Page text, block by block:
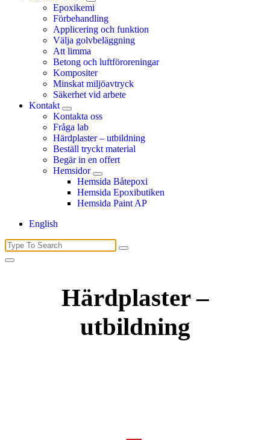
Epoxikemi
Förbehandling
Applicering och funktion
Välja golvbeläggning
Att limma
Betong och luftföroreningar
Kompositer
Minskat miljöavtryck
Säkerhet vid arbete
Kontakt
Kontakta oss
Fråga lab
Härdplaster – utbildning
Beställ tryckt material
Begär in en offert
Hemsidor
Hemsida Båtepoxi
Hemsida Epoxibutiken
Hemsida Paint AP
English
Search
for:
Härdplaster –
utbildning